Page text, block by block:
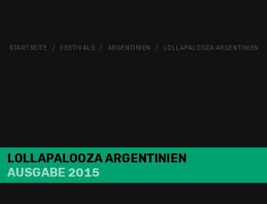
STARTSEITE FESTIVALS ARGENTINIEN LOLLAPALOOZA ARGENTINIEN
LOLLAPALOOZA ARGENTINIEN
AUSGABE 2015